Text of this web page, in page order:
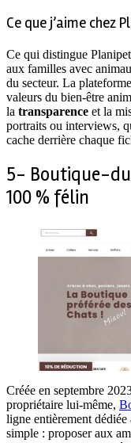
Ce que j’aime chez
Ce qui distingue
aux familles avec
du secteur. La
valeurs du bien-être
la transparence et la
portraits ou interviews,
cache derrière chaque
5- Boutique-
100 % félin
Créée en septembre
propriétaire lui-même,
ligne entièrement
simple : proposer aux